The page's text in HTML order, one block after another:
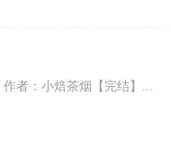
者：小焙茶烟【完结】...